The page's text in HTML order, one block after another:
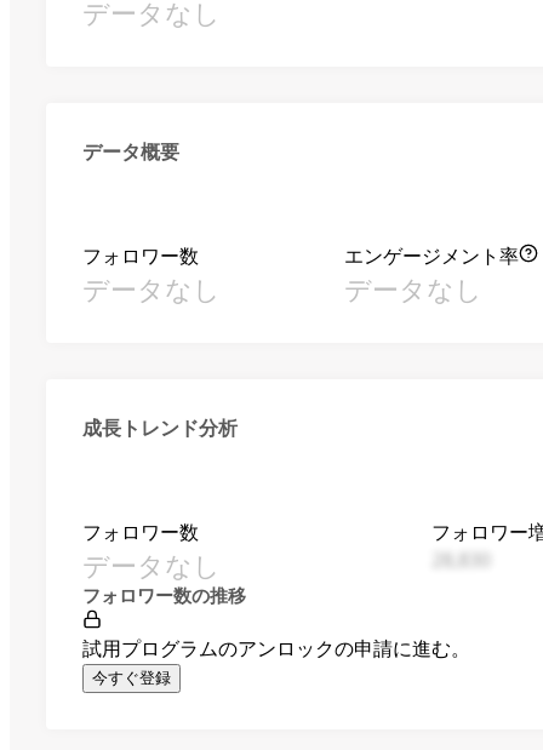
データなし
データ概要
フォロワー数
データなし
エンゲージメント率
データなし
成長トレンド分析
フォロワー数
データなし
フォロワー
フォロワー数の推移
試用プログラムのアンロックの申請に進む。
今すぐ登録